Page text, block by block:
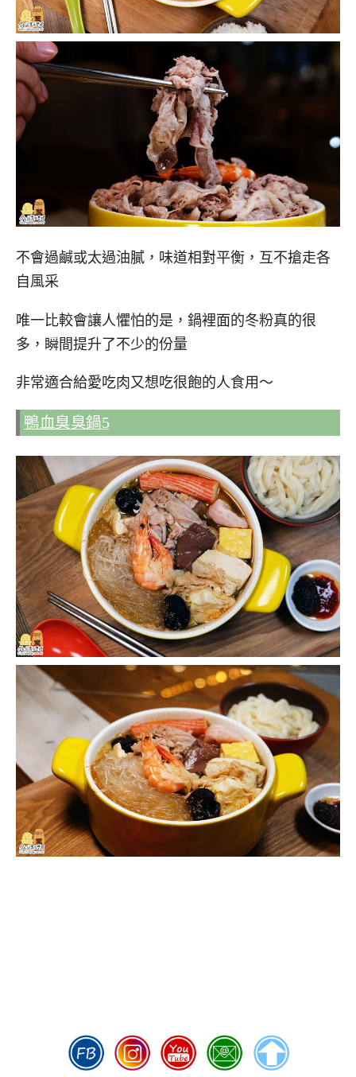
不會過鹹或太過油膩，味道相對平衡，互不搶走各
自風采
唯一比較會讓人懼怕的是，鍋裡面的冬粉真的很
多，瞬間提升了不少的份量
非常適合給愛吃肉又想吃很飽的人食用～
鴨血臭臭鍋5